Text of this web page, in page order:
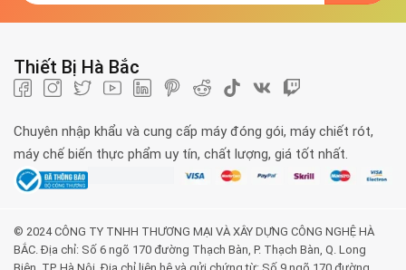
Thiết Bị Hà Bắc
Chuyên nhập khẩu và cung cấp máy đóng gói, máy chiết rót,
máy chế biến thực phẩm uy tín, chất lượng, giá tốt nhất.
© 2024 CÔNG TY TNHH THƯƠNG MẠI VÀ XÂY DỰNG CÔNG NGHỆ HÀ
BẮC. Địa chỉ: Số 6 ngõ 170 đường Thạch Bàn, P. Thạch Bàn, Q. Long